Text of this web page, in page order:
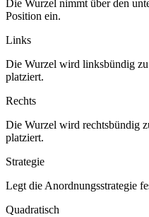
Die Wurzel nimmt über den
Position ein.
Links
Die Wurzel wird linksbündig
platziert.
Rechts
Die Wurzel wird rechtsbündig
platziert.
Strategie
Legt die Anordnungsstrategie
Quadratisch